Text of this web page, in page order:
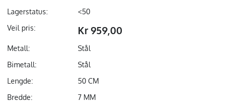
Lagerstatus:
<50
Veil pris:
Kr 959,00
Metall:
Stål
Bimetall:
Stål
Lengde:
50 CM
Bredde:
7 MM